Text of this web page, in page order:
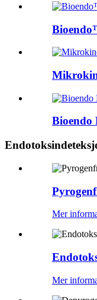
Bioendo
Mer
Mer